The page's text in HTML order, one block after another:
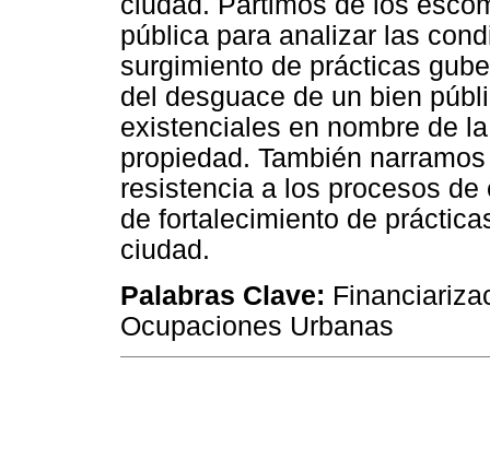
pública para analizar las
surgimiento de prácticas
del desguace de un bien
existenciales en nombre de
propiedad. También
resistencia a los procesos
de fortalecimiento de
ciudad.
Palabras Clave:
Ocupaciones Urbanas